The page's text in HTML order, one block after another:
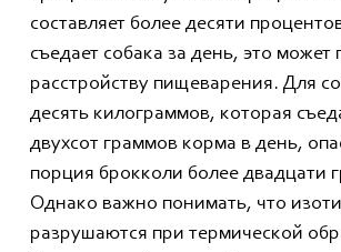
составляет более десяти
съедает собака за день, это может
расстройству пищеварения. Для
десять килограммов, которая
двухсот граммов корма в день,
порция брокколи более двадцати
Однако важно понимать, что
разрушаются при термической